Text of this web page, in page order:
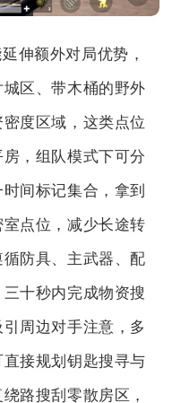
伸额外对局优势，
区、带木桶的野外
度区域，这类点位
，组队模式下可分
间标记集合，拿到
点位，减少长途转
防具、主武器、配
十秒内完成物资搜
周边对手注意，多
接规划钥匙搜寻与
路搜刮零散房区，